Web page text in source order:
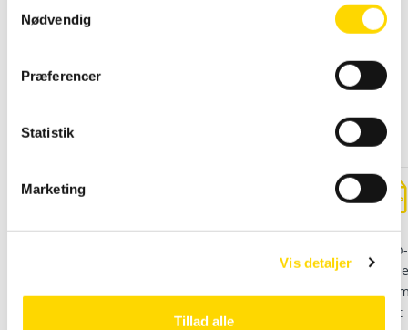
Nødvendig
Præferencer
Statistik
Marketing
Vis detaljer
Tillad alle
Klikrammer
Størrelse
Vælg model
Snapramme
32mm
Alu
snap-
frame
sort
Køb før kl. 14 og
modtag varen dagen
Gælder ikke varer med
Leveringstider står på